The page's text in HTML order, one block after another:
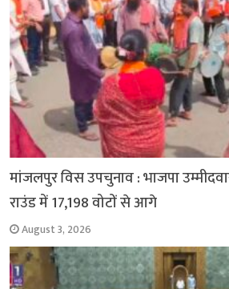
मांजलपुर विस उपचुनाव : भाजपा
राउंड में 17,198 वोटों से आगे
August 3, 2026